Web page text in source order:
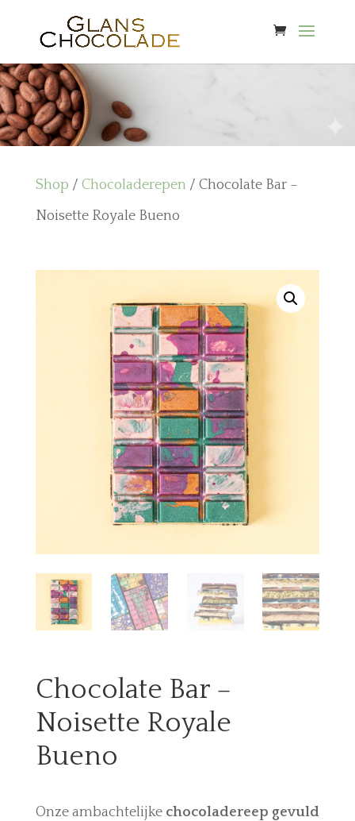
Shop / Chocoladerepen / Chocolate Bar –
Noisette Royale Bueno
Chocolate Bar –
Noisette Royale
Bueno
Onze ambachtelijkechocoladereep gevuld